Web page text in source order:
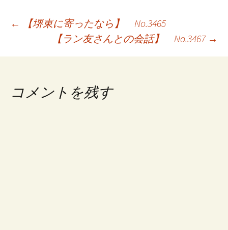
投
ビ
←
【堺東に寄ったなら】 No.3465
【ラン友さんとの会話】 No.3467 →
コメントを残す